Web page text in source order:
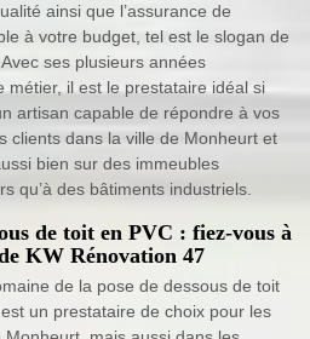
ainsi que l’assurance de
à votre budget, tel est le slogan de
ses plusieurs années
métier, il est le prestataire idéal si
artisan capable de répondre à vos
clients dans la ville de Monheurt et
bien sur des immeubles
qu’à des bâtiments industriels.
de toit en PVC : fiez-vous à
KW Rénovation 47
de la pose de dessous de toit
un prestataire de choix pour les